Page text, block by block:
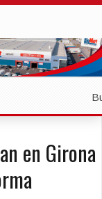
en Girona